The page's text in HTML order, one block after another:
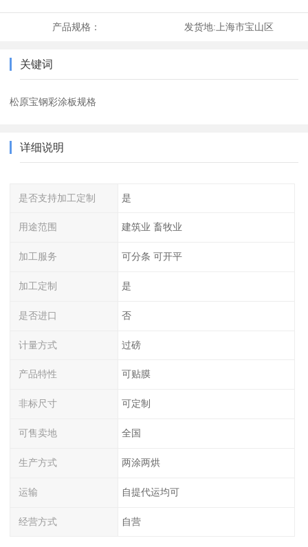
产品规格： 发货地:上海市宝山区
关键词
松原宝钢彩涂板规格
详细说明
是否支持加工定制 是
用途范围 建筑业 畜牧业
加工服务 可分条 可开平
加工定制 是
是否进口 否
计量方式 过磅
产品特性 可贴膜
非标尺寸 可定制
可售卖地 全国
生产方式 两涂两烘
运输 自提代运均可
经营方式 自营